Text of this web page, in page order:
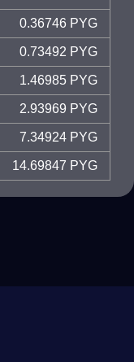
0.36746 PYG
0.73492 PYG
1.46985 PYG
2.93969 PYG
7.34924 PYG
14.69847 PYG